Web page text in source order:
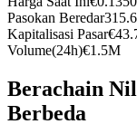
Copy Trading
Bergabunglah
Pasokan Beredar
Kapitalisasi Pasar€
Volume(24h)€1.5M
Berachain
Berbeda